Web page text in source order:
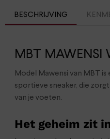
BESCHRIJVING
MBT
Model Mawensi van MBT
sportieve sneaker, die
van je voeten.
Het geheim zit